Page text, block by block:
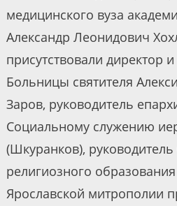
медицинского вуза
Александр Леонидович
присутствовали директор
Больницы святителя
Заров, руководитель
Социальному служению
(Шкуранков), руководитель
религиозного
Ярославской митрополии